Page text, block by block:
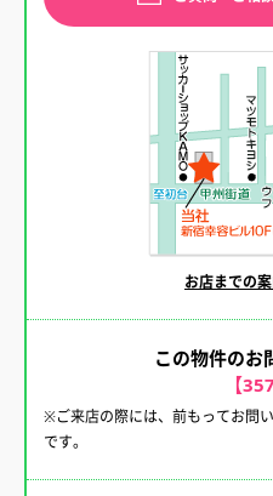
お店までの
この物件のお
【
※ご来店の際には、前もってお問
です。